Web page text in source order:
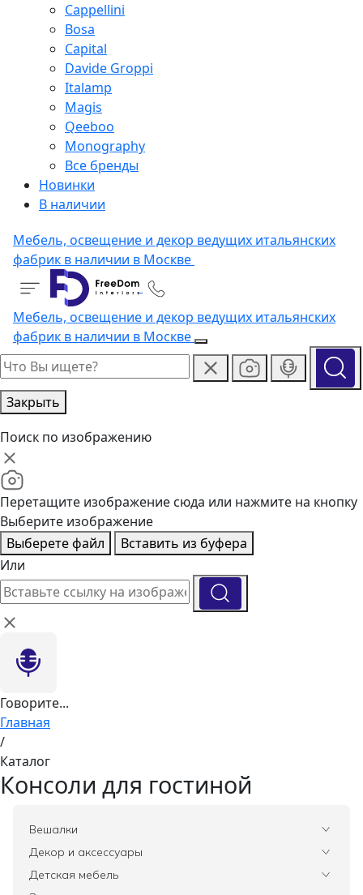
Cappellini
Bosa
Capital
Davide Groppi
Italamp
Magis
Qeeboo
Monography
Все бренды
Новинки
В наличии
Мебель, освещение и декор ведущих итальянских
фабрик в наличии в Москве
Мебель, освещение и декор ведущих итальянских
фабрик в наличии в Москве
Закрыть
Поиск по изображению
Перетащите изображение сюда или нажмите на кнопку
Выберите изображение
Выберете файл
Вставить из буфера
Или
Говорите...
Главная
/
Каталог
Консоли для гостиной
Вешалки
Все
Декор и аксессуары
Все
Детская мебель